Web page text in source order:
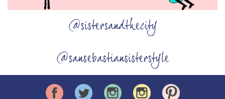
@sistersandthecity
@sansebastiansisterstyle